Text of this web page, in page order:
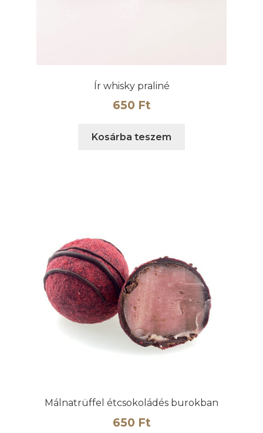
Ír whisky praliné
650 Ft
Kosárba teszem
Málnatrüffel étcsokoládés burokban
650 Ft